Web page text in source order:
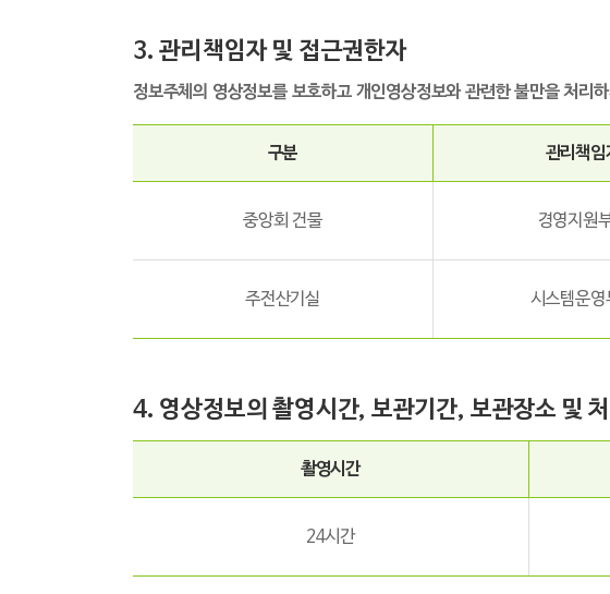
3. 관리책임자 및 접근권한자
정보주체의 영상정보를 보호하고 개인영상정보와 관련한 불만을 처리
구분 관리책임
중앙회 건물 경영지원
주전산기실 시스템운영
4. 영상정보의 촬영시간, 보관기간, 보관장소 및
촬영시간
24시간